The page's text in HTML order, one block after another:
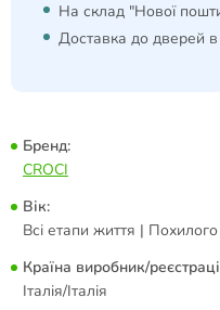
На склад "Нової
Доставка до дверей в
Бренд:
CROCI
Вік:
Всі етапи життя |
Країна виробник/
Італія/Італія